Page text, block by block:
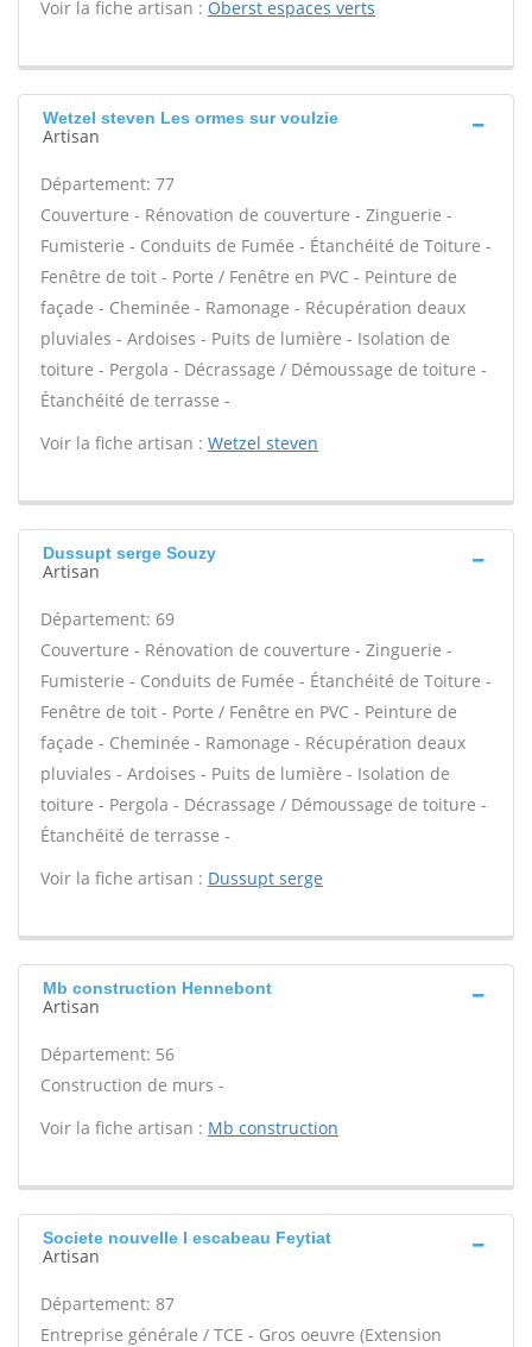
Voir la fiche artisan : Oberst espaces verts
Wetzel steven Les ormes sur voulzie
Artisan
Département: 77
Couverture - Rénovation de couverture - Zinguerie -
Fumisterie - Conduits de Fumée - Étanchéité de Toiture -
Fenêtre de toit - Porte / Fenêtre en PVC - Peinture de
façade - Cheminée - Ramonage - Récupération deaux
pluviales - Ardoises - Puits de lumière - Isolation de
toiture - Pergola - Décrassage / Démoussage de toiture -
Étanchéité de terrasse -
Voir la fiche artisan : Wetzel steven
Dussupt serge Souzy
Artisan
Département: 69
Couverture - Rénovation de couverture - Zinguerie -
Fumisterie - Conduits de Fumée - Étanchéité de Toiture -
Fenêtre de toit - Porte / Fenêtre en PVC - Peinture de
façade - Cheminée - Ramonage - Récupération deaux
pluviales - Ardoises - Puits de lumière - Isolation de
toiture - Pergola - Décrassage / Démoussage de toiture -
Étanchéité de terrasse -
Voir la fiche artisan : Dussupt serge
Mb construction Hennebont
Artisan
Département: 56
Construction de murs -
Voir la fiche artisan : Mb construction
Societe nouvelle l escabeau Feytiat
Artisan
Département: 87
Entreprise générale / TCE - Gros oeuvre (Extension